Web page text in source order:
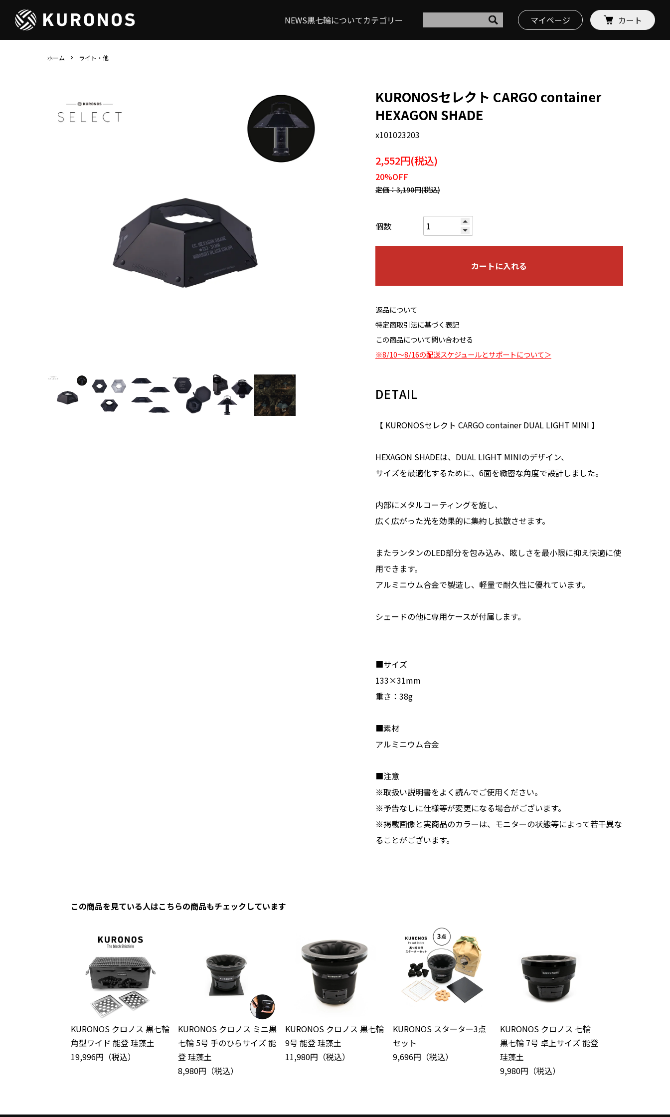
NEWS黒七輪についてカテゴリー マイページ カート
ホーム ライト・他
KURONOSセレクト CARGO container
HEXAGON SHADE
x101023203
2,552円(税込)
20%OFF
定価：3,190円(税込)
個数
カートに入れる
返品について
特定商取引法に基づく表記
この商品について問い合わせる
※8/10～8/16の配送スケジュールとサポートについて＞
DETAIL
【 KURONOSセレクト CARGO container DUAL LIGHT MINI 】
HEXAGON SHADEは、DUAL LIGHT MINIのデザイン、
サイズを最適化するために、6面を緻密な角度で設計しました。
内部にメタルコーティングを施し、
広く広がった光を効果的に集約し拡散させます。
またランタンのLED部分を包み込み、眩しさを最小限に抑え快適に使
用できます。
アルミニウム合金で製造し、軽量で耐久性に優れています。
シェードの他に専用ケースが付属します。
■サイズ
133×31mm
重さ：38g
■素材
アルミニウム合金
■注意
※取扱い説明書をよく読んでご使用ください。
※予告なしに仕様等が変更になる場合がございます。
※掲載画像と実商品のカラーは、モニターの状態等によって若干異な
ることがございます。
この商品を見ている人はこちらの商品もチェックしています
KURONOS クロノス 黒七輪
角型ワイド 能登 珪藻土
19,996円（税込）
KURONOS クロノス ミニ黒
七輪 5号 手のひらサイズ 能
登 珪藻土
8,980円（税込）
KURONOS クロノス 黒七輪
9号 能登 珪藻土
11,980円（税込）
KURONOS スターター3点
セット
9,696円（税込）
KURONOS クロノス 七輪
黒七輪 7号 卓上サイズ 能登
珪藻土
9,980円（税込）